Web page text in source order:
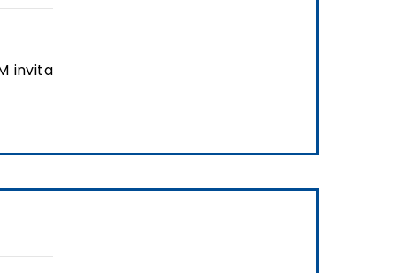
invita